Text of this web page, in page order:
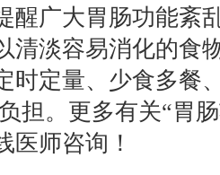
醒广大胃肠功能紊
清淡容易消化的食
时定量、少食多餐
担。更多有关“胃
医师咨询！